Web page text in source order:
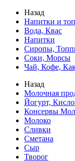
Назад
Напитки и
Вода, Квас
Напитки
Сиропы,
Соки, Морсы
Чай, Кофе,
Назад
Молочная
Йогурт,
Консервы
Молоко
Сливки
Сметана
Сыр
Творог